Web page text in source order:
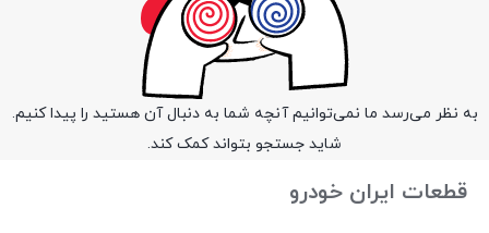
به نظر می‌رسد ما نمی‌توانیم آنچه شما به دنبال آن هستید را پیدا کنیم.
شاید جستجو بتواند کمک کند.
قطعات ایران خودرو